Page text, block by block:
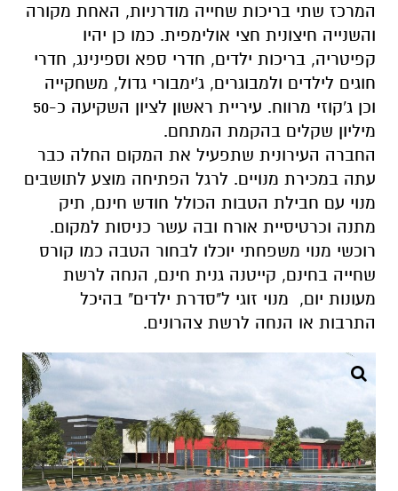
המרכז שתי בריכות שחייה מודרניות, האחת מקורה
והשנייה חיצונית חצי אולימפית. כמו כן יהיו
קפיטריה, בריכות ילדים, חדרי ספא וספינינג, חדרי
חוגים לילדים ולמבוגרים, ג'ימבורי גדול, משחקייה
וכן ג'קוזי מרווח. עיריית ראשון לציון השקיעה כ-50
מיליון שקלים בהקמת המתחם.
החברה העירונית שתפעיל את המקום החלה כבר
עתה במכירת מנויים. לרגל הפתיחה מוצע לתושבים
מנוי עם חבילת הטבות הכולל חודש חינם, תיק
מתנה וכרטיסיית אורח ובה עשר כניסות למקום.
רוכשי מנוי משפחתי יוכלו לבחור הטבה כמו קורס
שחייה בחינם, קייטנה גנית חינם, הנחה לרשת
מעונות יום, מנוי זוגי ל"סדרת ילדים" בהיכל
התרבות או הנחה לרשת צהרונים.